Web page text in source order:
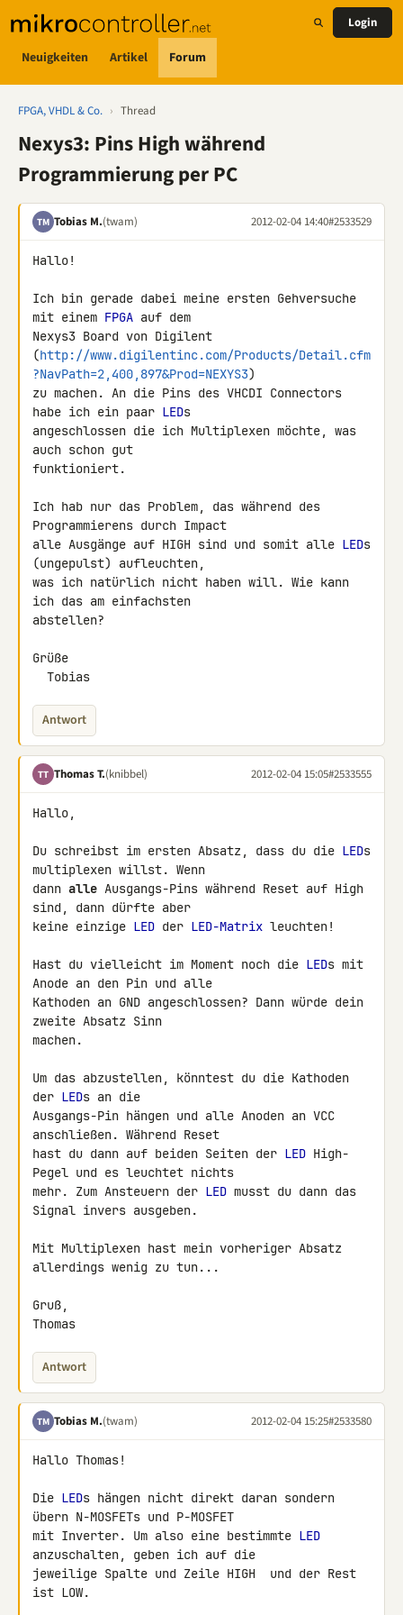
Neuigkeiten Artikel Forum
Login
FPGA, VHDL & Co. › Thread
Nexys3: Pins High während
Programmierung per PC
TM Tobias M.(twam) 2012-02-04 14:40#2533529
Hallo!
Ich bin gerade dabei meine ersten Gehversuche
mit einem FPGA auf dem
Nexys3 Board von Digilent
(http://www.digilentinc.com/Products/Detail.cfm
?NavPath=2,400,897&Prod=NEXYS3)
zu machen. An die Pins des VHCDI Connectors
habe ich ein paar LEDs
angeschlossen die ich Multiplexen möchte, was
auch schon gut
funktioniert.
Ich hab nur das Problem, das während des
Programmierens durch Impact
alle Ausgänge auf HIGH sind und somit alle LEDs
(ungepulst) aufleuchten,
was ich natürlich nicht haben will. Wie kann
ich das am einfachsten
abstellen?
Grüße
  Tobias
Antwort
TT Thomas T.(knibbel) 2012-02-04 15:05#2533555
Hallo,
Du schreibst im ersten Absatz, dass du die LEDs
multiplexen willst. Wenn
dann alle Ausgangs-Pins während Reset auf High
sind, dann dürfte aber
keine einzige LED der LED-Matrix leuchten!
Hast du vielleicht im Moment noch die LEDs mit
Anode an den Pin und alle
Kathoden an GND angeschlossen? Dann würde dein
zweite Absatz Sinn
machen.
Um das abzustellen, könntest du die Kathoden
der LEDs an die
Ausgangs-Pin hängen und alle Anoden an VCC
anschließen. Während Reset
hast du dann auf beiden Seiten der LED High-
Pegel und es leuchtet nichts
mehr. Zum Ansteuern der LED musst du dann das
Signal invers ausgeben.
Mit Multiplexen hast mein vorheriger Absatz
allerdings wenig zu tun...
Gruß,
Thomas
Antwort
TM Tobias M.(twam) 2012-02-04 15:25#2533580
Hallo Thomas!
Die LEDs hängen nicht direkt daran sondern
übern N-MOSFETs und P-MOSFET
mit Inverter. Um also eine bestimmte LED
anzuschalten, geben ich auf die
jeweilige Spalte und Zeile HIGH  und der Rest
ist LOW.